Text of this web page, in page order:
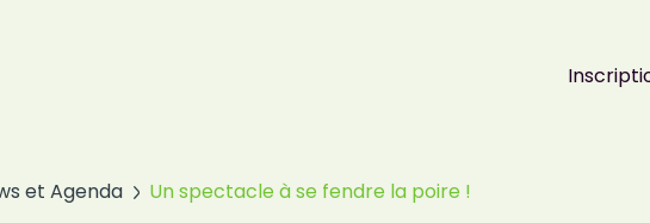
et Agenda Un spectacle à se fendre la poire !